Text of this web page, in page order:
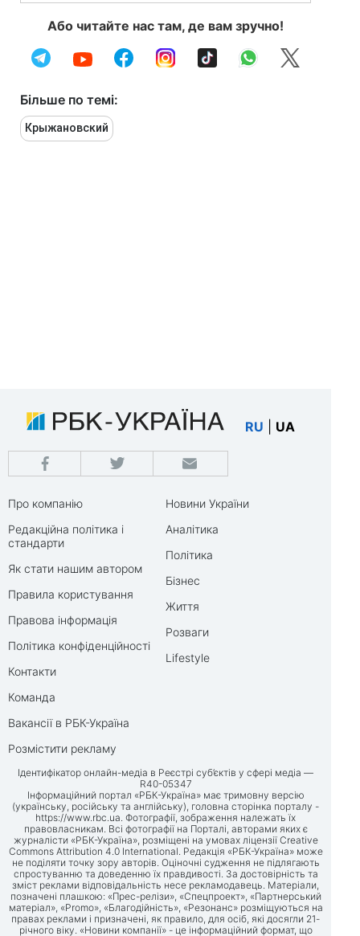
Або читайте нас там, де вам зручно!
Більше по темі:
Крыжановский
RU UA
Про компанію
Редакційна політика і
стандарти
Як стати нашим автором
Правила користування
Правова інформація
Політика конфіденційності
Контакти
Команда
Вакансії в РБК-Україна
Розмістити рекламу
Новини України
Аналітика
Політика
Бізнес
Життя
Розваги
Lifestyle
Ідентифікатор онлайн-медіа в Реєстрі суб’єктів у сфері медіа —
R40-05347
Інформаційний портал «РБК-Україна» має тримовну версію
(українську, російську та англійську), головна сторінка порталу -
https://www.rbc.ua. Фотографії, зображення належать їх
правовласникам. Всі фотографії на Порталі, авторами яких є
журналісти «РБК-Україна», розміщені на умовах ліцензії Creative
Commons Attribution 4.0 International. Редакція «РБК-Україна» може
не поділяти точку зору авторів. Оціночні судження не підлягають
спростуванню та доведенню їх правдивості. За достовірність та
зміст реклами відповідальність несе рекламодавець. Матеріали,
позначені плашкою: «Прес-релізи», «Спецпроект», «Партнерський
матеріал», «Promo», «Благодійність», «Резонанс» розміщуються на
правах реклами і призначені, як правило, для осіб, які досягли 21-
річного віку. «Новини компанії» - це інформаційний формат, що